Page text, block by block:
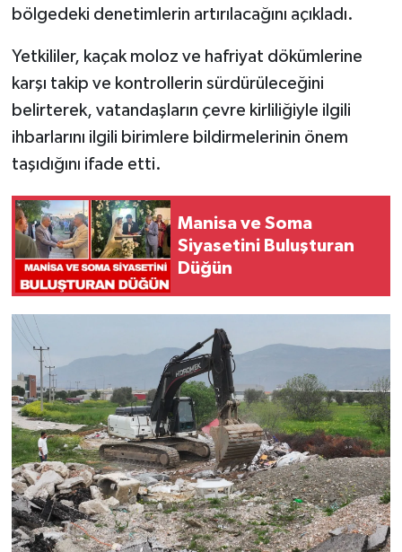
bölgedeki denetimlerin artırılacağını açıkladı.
Yetkililer, kaçak moloz ve hafriyat dökümlerine
karşı takip ve kontrollerin sürdürüleceğini
belirterek, vatandaşların çevre kirliliğiyle ilgili
ihbarlarını ilgili birimlere bildirmelerinin önem
taşıdığını ifade etti.
Manisa ve Soma
Siyasetini Buluşturan
Düğün